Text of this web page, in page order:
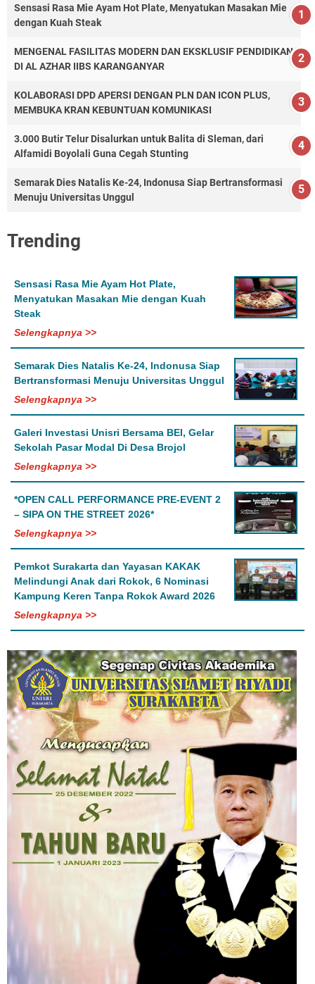
Sensasi Rasa Mie Ayam Hot Plate, Menyatukan Masakan Mie
dengan Kuah Steak
MENGENAL FASILITAS MODERN DAN EKSKLUSIF PENDIDIKAN
DI AL AZHAR IIBS KARANGANYAR
KOLABORASI DPD APERSI DENGAN PLN DAN ICON PLUS,
MEMBUKA KRAN KEBUNTUAN KOMUNIKASI
3.000 Butir Telur Disalurkan untuk Balita di Sleman, dari
Alfamidi Boyolali Guna Cegah Stunting
Semarak Dies Natalis Ke-24, Indonusa Siap Bertransformasi
Menuju Universitas Unggul
Trending
Sensasi Rasa Mie Ayam Hot Plate,
Menyatukan Masakan Mie dengan Kuah
Steak
Selengkapnya >>
Semarak Dies Natalis Ke-24, Indonusa Siap
Bertransformasi Menuju Universitas Unggul
Selengkapnya >>
Galeri Investasi Unisri Bersama BEI, Gelar
Sekolah Pasar Modal Di Desa Brojol
Selengkapnya >>
*OPEN CALL PERFORMANCE PRE-EVENT 2
– SIPA ON THE STREET 2026*
Selengkapnya >>
Pemkot Surakarta dan Yayasan KAKAK
Melindungi Anak dari Rokok, 6 Nominasi
Kampung Keren Tanpa Rokok Award 2026
Selengkapnya >>